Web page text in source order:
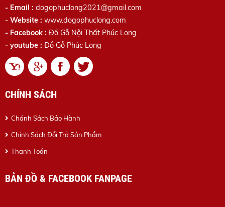
- Email : dogophuclong2021@gmail.com
- Website : www.dogophuclong.com
- Facebook : Đồ Gỗ Nội Thất Phúc Long
- youtube : Đồ Gỗ Phúc Long
CHÍNH SÁCH
Chánh Sách Bảo Hành
Chính Sách Đổi Trả Sản Phẩm
Thanh Toán
BẢN ĐỒ & FACEBOOK FANPAGE